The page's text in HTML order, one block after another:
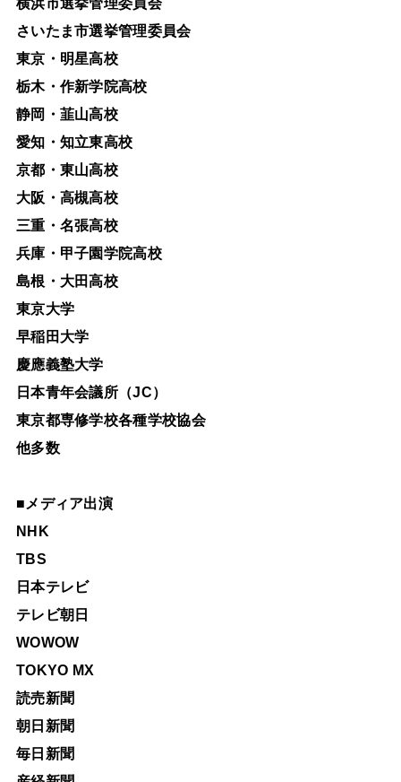
さいたま市選挙管理委員会
東京・明星高校
栃木・作新学院高校
静岡・韮山高校
愛知・知立東高校
京都・東山高校
大阪・高槻高校
三重・名張高校
兵庫・甲子園学院高校
島根・大田高校
東京大学
早稲田大学
慶應義塾大学
日本青年会議所（JC）
東京都専修学校各種学校協会
他多数
■ メディア出演
NHK
TBS
日本テレビ
テレビ朝日
WOWOW
TOKYO MX
読売新聞
朝日新聞
毎日新聞